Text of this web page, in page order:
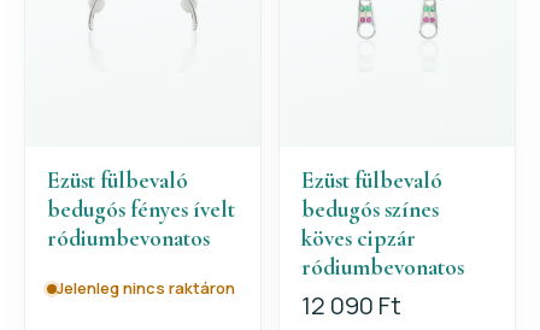
Ezüst fülbevaló
bedugós fényes ívelt
ródiumbevonatos
Jelenleg nincs raktáron
Ezüst fülbevaló
bedugós színes
köves cipzár
ródiumbevonatos
12 090 Ft